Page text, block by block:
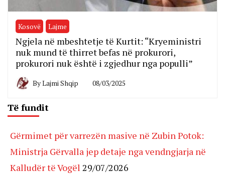
Kosovë Lajme
Ngjela në mbeshtetje të Kurtit: “Kryeministri
nuk mund të thirret befas në prokurori,
prokurori nuk është i zgjedhur nga populli”
ByLajmi Shqip 08/03/2025
Të fundit
Gërmimet për varrezën masive në Zubin Potok:
Ministrja Gërvalla jep detaje nga vendngjarja në
Kalludër të Vogël 29/07/2026